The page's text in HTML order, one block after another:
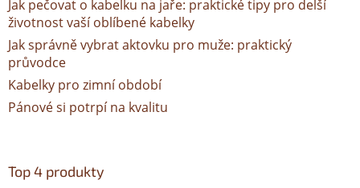
Jak pečovat o kabelku na jaře: praktické tipy pro delší
životnost vaší oblíbené kabelky
Jak správně vybrat aktovku pro muže: praktický
průvodce
Kabelky pro zimní období
Pánové si potrpí na kvalitu
Top 4 produkty